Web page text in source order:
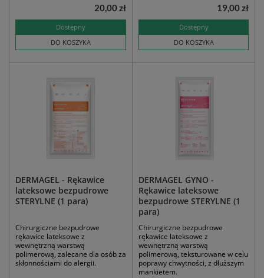
Dostępny
DO KOSZYKA
20,00 zł
Dostępny
DO KOSZYKA
19,00 zł
DERMAGEL - Rękawice
lateksowe bezpudrowe
STERYLNE (1 para)
Chirurgiczne bezpudrowe
rękawice lateksowe z
wewnętrzną warstwą
polimerową, zalecane dla osób za
skłonnościami do alergii.
DERMAGEL GYNO -
Rękawice lateksowe
bezpudrowe STERYLNE (1
para)
Chirurgiczne bezpudrowe
rękawice lateksowe z
wewnętrzną warstwą
polimerową, teksturowane w celu
poprawy chwytności, z dłuższym
mankietem.